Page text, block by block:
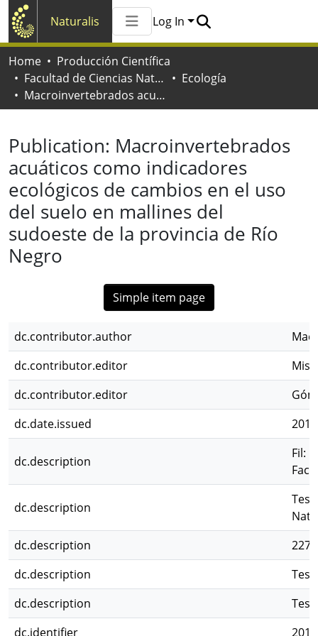
Naturalis
All of Naturalis
Log In
Home
Producción Científica
Facultad de Ciencias Naturales y Museo
Ecología
Macroinvertebrados acuáticos como indicadores ecológicos de cambios en el uso del suelo en mallines del sudoeste de la provincia de Río Negro
Publication: Macroinvertebrados
acuáticos como indicadores
ecológicos de cambios en el uso
del suelo en mallines del
sudoeste de la provincia de Río
Negro
Simple item page
dc.contributor.author
dc.contributor.editor
dc.contributor.editor
dc.date.issued
2017
dc.description
Fil:
dc.description
dc.description
227
dc.description
dc.description
dc.identifier